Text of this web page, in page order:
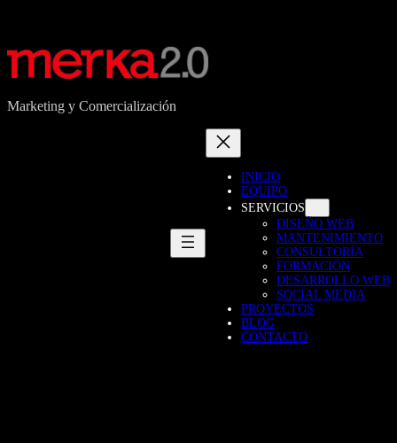
Marketing y Comercialización
INICIO
EQUIPO
SERVICIOS
DISEÑO WEB
MANTENIMIENTO
CONSULTORÍA
FORMACIÓN
DESARROLLO WEB
SOCIAL MEDIA
PROYECTOS
BLOG
CONTACTO